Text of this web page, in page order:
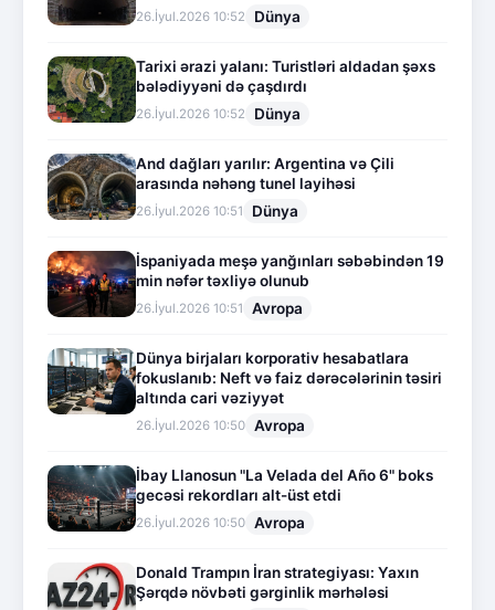
26.İyul.2026 10:52 Dünya
Tarixi ərazi yalanı: Turistləri aldadan şəxs
bələdiyyəni də çaşdırdı
26.İyul.2026 10:52 Dünya
And dağları yarılır: Argentina və Çili
arasında nəhəng tunel layihəsi
26.İyul.2026 10:51 Dünya
İspaniyada meşə yanğınları səbəbindən 19
min nəfər təxliyə olunub
26.İyul.2026 10:51 Avropa
Dünya birjaları korporativ hesabatlara
fokuslanıb: Neft və faiz dərəcələrinin təsiri
altında cari vəziyyət
26.İyul.2026 10:50 Avropa
İbay Llanosun "La Velada del Año 6" boks
gecəsi rekordları alt-üst etdi
26.İyul.2026 10:50 Avropa
Donald Trampın İran strategiyası: Yaxın
Şərqdə növbəti gərginlik mərhələsi